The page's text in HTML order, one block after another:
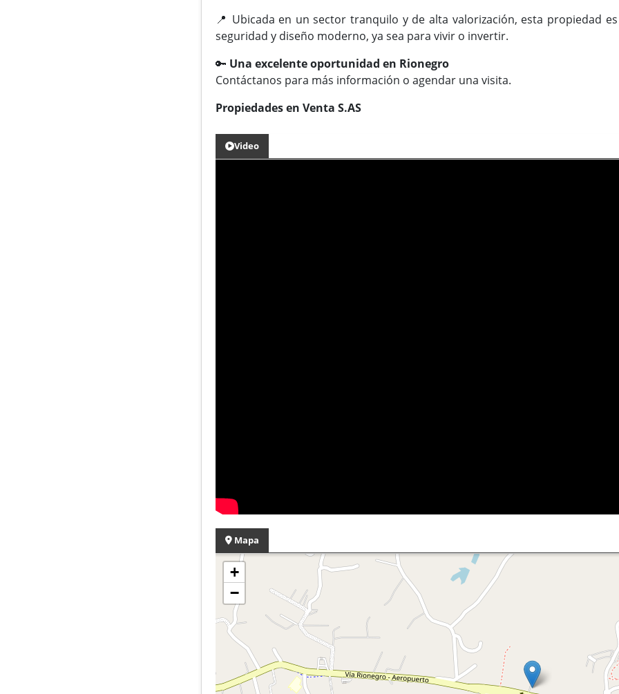
📍 Ubicada en un sector tranquilo y de alta valorización, esta propiedad
seguridad y diseño moderno, ya sea para vivir o invertir.
🔑 Una excelente oportunidad en Rionegro
Contáctanos para más información o agendar una visita.
Propiedades en Venta S.AS
Video
Mapa
+
−